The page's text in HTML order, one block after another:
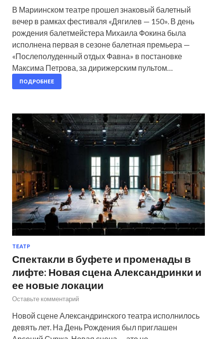
В Мариинском театре прошел знаковый балетный
вечер в рамках фестиваля «Дягилев — 150». В день
рождения балетмейстера Михаила Фокина была
исполнена первая в сезоне балетная премьера —
«Послеполуденный отдых Фавна» в постановке
Максима Петрова, за дирижерским пультом…
ПОДРОБНЕЕ
ТЕАТР
Спектакли в буфете и променады в
лифте: Новая сцена Александринки и
ее новые локации
Оставьте комментарий
Новой сцене Александринского театра исполнилось
девять лет. На День Рождения был приглашен